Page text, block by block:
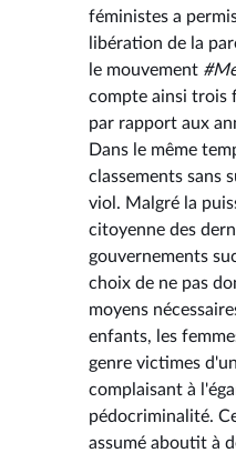
féministes a
libération de la
le mouvement
compte ainsi trois
par rapport aux
Dans le même
classements sans
viol. Malgré la
citoyenne des
gouvernements
choix de ne pas
moyens
enfants, les
genre victimes
complaisant à
pédocriminalité.
assumé aboutit à